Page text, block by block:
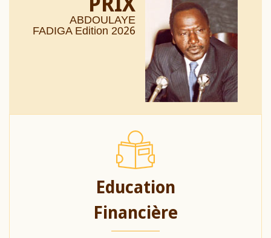
ABDOULAYE
FADIGA Edition 2026
Education
Financière